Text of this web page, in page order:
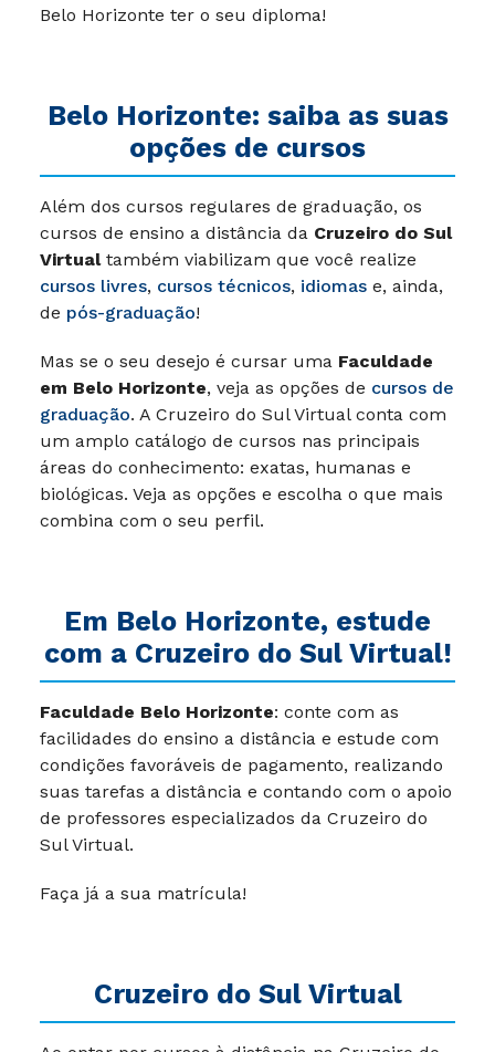
Belo Horizonte ter o seu diploma!
Belo Horizonte: saiba as suas
opções de cursos
Além dos cursos regulares de graduação, os
cursos de ensino a distância da Cruzeiro do Sul
Virtualtambém viabilizam que você realize
cursos livres, cursos técnicos, idiomas e, ainda,
de pós-graduação!
Mas se o seu desejo é cursar uma Faculdade
em Belo Horizonte, veja as opções de cursos de
graduação. A Cruzeiro do Sul Virtual conta com
um amplo catálogo de cursos nas principais
áreas do conhecimento: exatas, humanas e
biológicas. Veja as opções e escolha o que mais
combina com o seu perfil.
Em Belo Horizonte, estude
com a Cruzeiro do Sul Virtual!
Faculdade Belo Horizonte: conte com as
facilidades do ensino a distância e estude com
condições favoráveis de pagamento, realizando
suas tarefas a distância e contando com o apoio
de professores especializados da Cruzeiro do
Sul Virtual.
Faça já a sua matrícula!
Cruzeiro do Sul Virtual